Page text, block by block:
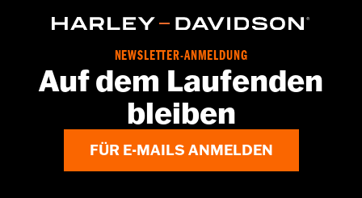
NEWSLETTER-ANMELDUNG
Auf dem Laufenden
bleiben
FÜR E-MAILS ANMELDEN